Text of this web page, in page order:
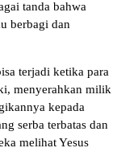
tanda bahwa
berbagi dan
terjadi ketika para
menyerahkan milik
kepada
serba terbatas dan
melihat Yesus